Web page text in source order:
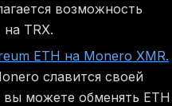
возможность
TRX.
ETH на Monero XMR.
славится своей
можете обменять ETH